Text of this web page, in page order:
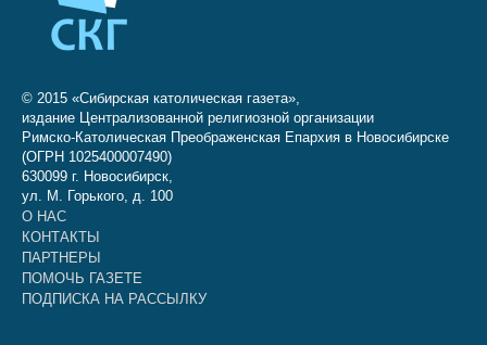
© 2015 «Сибирская католическая газета»,
издание Централизованной религиозной организации
Римско-Католическая Преображенская Епархия в Новосибирске
(ОГРН 1025400007490)
630099 г. Новосибирск,
ул. М. Горького, д. 100
О НАС
КОНТАКТЫ
ПАРТНЕРЫ
ПОМОЧЬ ГАЗЕТЕ
ПОДПИСКА НА РАССЫЛКУ